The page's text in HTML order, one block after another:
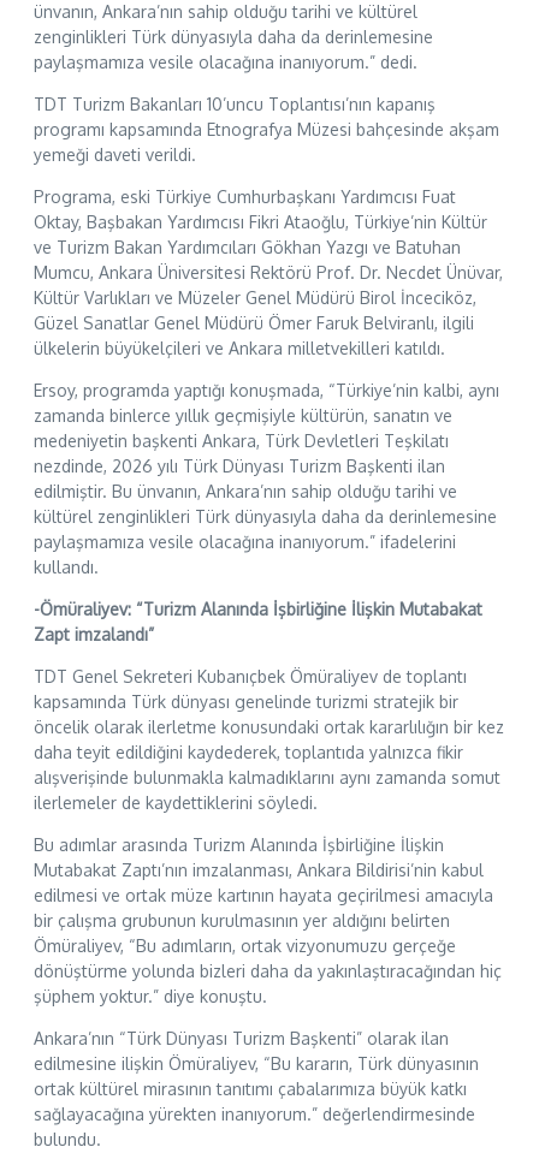
ünvanın, Ankara’nın sahip olduğu tarihi ve kültürel
zenginlikleri Türk dünyasıyla daha da derinlemesine
paylaşmamıza vesile olacağına inanıyorum.” dedi.
TDT Turizm Bakanları 10’uncu Toplantısı’nın kapanış
programı kapsamında Etnografya Müzesi bahçesinde akşam
yemeği daveti verildi.
Programa, eski Türkiye Cumhurbaşkanı Yardımcısı Fuat
Oktay, Başbakan Yardımcısı Fikri Ataoğlu, Türkiye’nin Kültür
ve Turizm Bakan Yardımcıları Gökhan Yazgı ve Batuhan
Mumcu, Ankara Üniversitesi Rektörü Prof. Dr. Necdet Ünüvar,
Kültür Varlıkları ve Müzeler Genel Müdürü Birol İnceciköz,
Güzel Sanatlar Genel Müdürü Ömer Faruk Belviranlı, ilgili
ülkelerin büyükelçileri ve Ankara milletvekilleri katıldı.
Ersoy, programda yaptığı konuşmada, “Türkiye’nin kalbi, aynı
zamanda binlerce yıllık geçmişiyle kültürün, sanatın ve
medeniyetin başkenti Ankara, Türk Devletleri Teşkilatı
nezdinde, 2026 yılı Türk Dünyası Turizm Başkenti ilan
edilmiştir. Bu ünvanın, Ankara’nın sahip olduğu tarihi ve
kültürel zenginlikleri Türk dünyasıyla daha da derinlemesine
paylaşmamıza vesile olacağına inanıyorum.” ifadelerini
kullandı.
-Ömüraliyev: “Turizm Alanında İşbirliğine İlişkin Mutabakat
Zapt imzalandı”
TDT Genel Sekreteri Kubanıçbek Ömüraliyev de toplantı
kapsamında Türk dünyası genelinde turizmi stratejik bir
öncelik olarak ilerletme konusundaki ortak kararlılığın bir kez
daha teyit edildiğini kaydederek, toplantıda yalnızca fikir
alışverişinde bulunmakla kalmadıklarını aynı zamanda somut
ilerlemeler de kaydettiklerini söyledi.
Bu adımlar arasında Turizm Alanında İşbirliğine İlişkin
Mutabakat Zaptı’nın imzalanması, Ankara Bildirisi’nin kabul
edilmesi ve ortak müze kartının hayata geçirilmesi amacıyla
bir çalışma grubunun kurulmasının yer aldığını belirten
Ömüraliyev, “Bu adımların, ortak vizyonumuzu gerçeğe
dönüştürme yolunda bizleri daha da yakınlaştıracağından hiç
şüphem yoktur.” diye konuştu.
Ankara’nın “Türk Dünyası Turizm Başkenti” olarak ilan
edilmesine ilişkin Ömüraliyev, “Bu kararın, Türk dünyasının
ortak kültürel mirasının tanıtımı çabalarımıza büyük katkı
sağlayacağına yürekten inanıyorum.” değerlendirmesinde
bulundu.